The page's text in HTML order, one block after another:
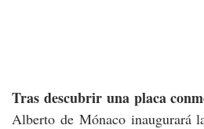
Tras descubrir una placa
Alberto de Mónaco inaugurará